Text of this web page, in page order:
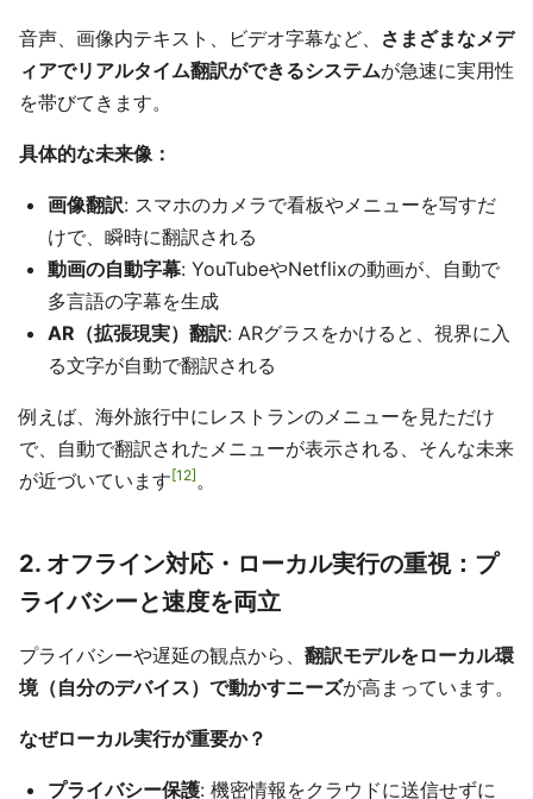
音声、画像内テキスト、ビデオ字幕など、 さまざまなメデ
ィアでリアルタイム翻訳ができるシステムが急速に実用性
を帯びてきます。
具体的な未来像：
画像翻訳: スマホのカメラで看板やメニューを写すだ
けで、瞬時に翻訳される
動画の自動字幕: YouTubeやNetflixの動画が、自動で
多言語の字幕を生成
AR（拡張現実）翻訳: ARグラスをかけると、視界に入
る文字が自動で翻訳される
例えば、海外旅行中にレストランのメニューを見ただけ
で、自動で翻訳されたメニューが表示される、そんな未来
が近づいています 12 。
2. オフライン対応・ローカル実行の重視：プ
ライバシーと速度を両立
プライバシーや遅延の観点から、 翻訳モデルをローカル環
境（自分のデバイス）で動かすニーズが高まっています。
なぜローカル実行が重要か？
プライバシー保護: 機密情報をクラウドに送信せずに